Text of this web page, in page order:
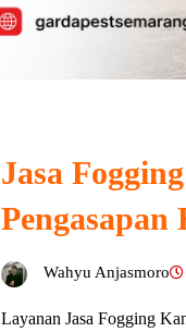
Jasa
Pengasapan
Wahyu Anjasmoro
Layanan Jasa Fogging